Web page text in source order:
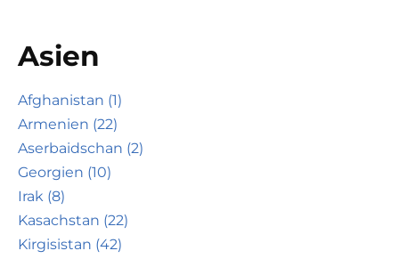
Asien
Afghanistan (1)
Armenien (22)
Aserbaidschan (2)
Georgien (10)
Irak (8)
Kasachstan (22)
Kirgisistan (42)